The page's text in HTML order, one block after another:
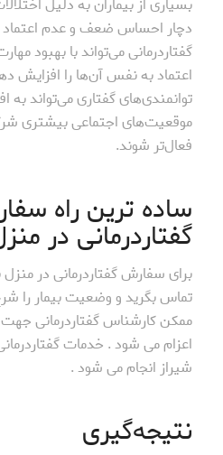
بسیاری از بیماران به دلیل
دچار احساس ضعف و عدم اعتماد
گفتاردرمانی می‌تواند با بهبود
اعتماد به نفس آن‌ها را افزایش
توانمندی‌های گفتاری می‌تواند به
موقعیت‌های اجتماعی بیشتری
فعال‌تر شوند.
ساده ترین راه
گفتاردرمانی در
تماس بگرید و وضعیت بیمار را
ممکن کارشناس گفتاردرمانی جهت
اعزام می شود . خدمات
شیراز انجام می شود .
نتیجه‌گیری